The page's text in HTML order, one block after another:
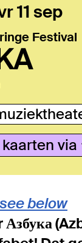
Festival
11 sep
kaarten via
below